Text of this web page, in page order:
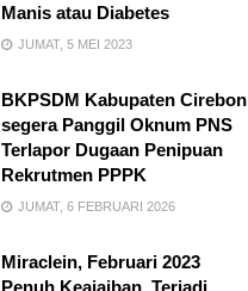
Manis atau Diabetes
JUMAT, 5 MEI 2023
BKPSDM Kabupaten Cirebon
segera Panggil Oknum PNS
Terlapor Dugaan Penipuan
Rekrutmen PPPK
JUMAT, 6 FEBRUARI 2026
Miraclein, Februari 2023
Penuh Keajaiban, Terjadi